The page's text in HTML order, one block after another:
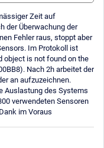
Zeit auf
der Überwachung der
Fehler raus, stoppt aber
Im Protokoll ist
object is not found on the
Nach 2h arbeitet der
an aufzuzeichnen.
Auslastung des Systems
verwendeten Sensoren
im Voraus